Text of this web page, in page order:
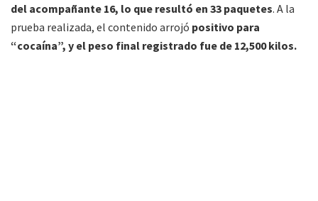
del acompañante 16, lo que resultó en 33 paquetes. A la
prueba realizada, el contenido arrojó positivo para
“cocaína”, y el peso final registrado fue de 12,500 kilos.